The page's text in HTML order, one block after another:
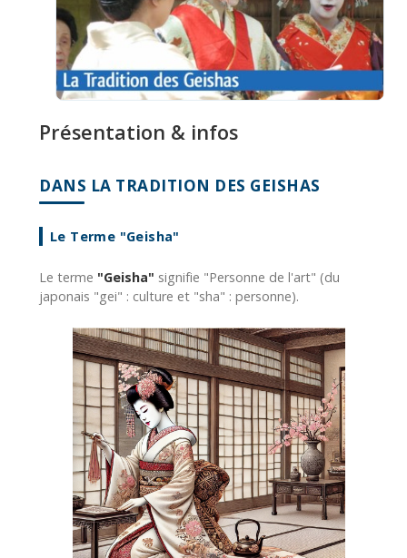
Présentation & infos
DANS LA TRADITION DES GEISHAS
Le Terme "Geisha"
Le terme "Geisha" signifie "Personne de l'art" (du
japonais "gei" : culture et "sha" : personne).